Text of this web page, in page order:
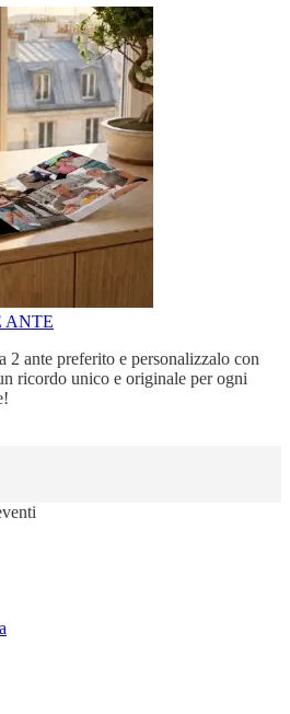
ANTE
2 ante preferito e personalizzalo con
ricordo unico e originale per ogni